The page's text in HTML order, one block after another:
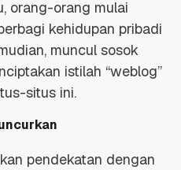
orang-orang mulai
kehidupan pribadi
muncul sosok
istilah “weblog”
situs ini.
pendekatan dengan